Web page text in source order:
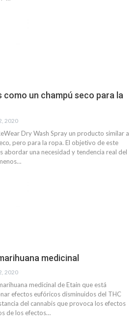
como un champú seco para la
2020
Dry Wash Spray un producto similar a
pero para la ropa. El objetivo de este
abordar una necesidad y tendencia real del
…
medicinal
2020
medicinal de Etain que está
efectos eufóricos disminuidos del THC
del cannabis que provoca los efectos
de los efectos…